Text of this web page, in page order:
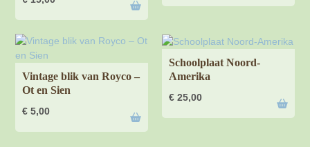
Vintage blik van Royco –
Ot en Sien
€ 5,00
Schoolplaat Noord-
Amerika
€ 25,00